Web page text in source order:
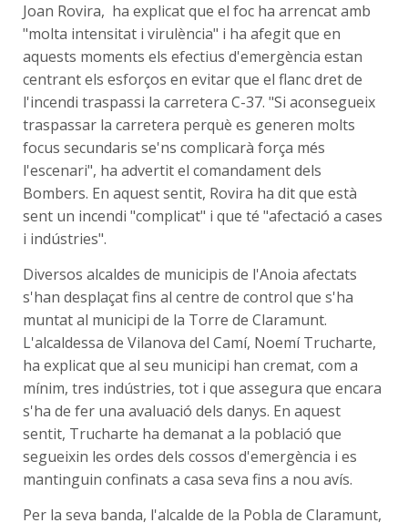
Joan Rovira, ha explicat que el foc ha arrencat amb
"molta intensitat i virulència" i ha afegit que en
aquests moments els efectius d'emergència estan
centrant els esforços en evitar que el flanc dret de
l'incendi traspassi la carretera C-37. "Si aconsegueix
traspassar la carretera perquè es generen molts
focus secundaris se'ns complicarà força més
l'escenari", ha advertit el comandament dels
Bombers. En aquest sentit, Rovira ha dit que està
sent un incendi "complicat" i que té "afectació a cases
i indústries".
Diversos alcaldes de municipis de l'Anoia afectats
s'han desplaçat fins al centre de control que s'ha
muntat al municipi de la Torre de Claramunt.
L'alcaldessa de Vilanova del Camí, Noemí Trucharte,
ha explicat que al seu municipi han cremat, com a
mínim, tres indústries, tot i que assegura que encara
s'ha de fer una avaluació dels danys. En aquest
sentit, Trucharte ha demanat a la població que
segueixin les ordes dels cossos d'emergència i es
mantinguin confinats a casa seva fins a nou avís.
Per la seva banda, l'alcalde de la Pobla de Claramunt,